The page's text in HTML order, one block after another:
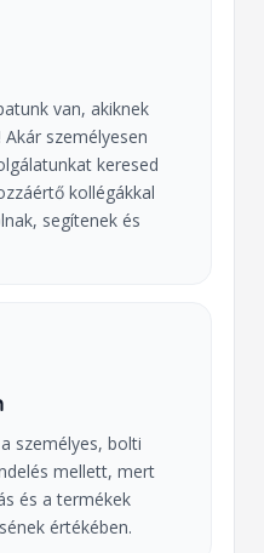
van, akiknek
személyesen
keresed
kollégákkal
segítenek és
személyes, bolti
mellett, mert
és a termékek
értékében.